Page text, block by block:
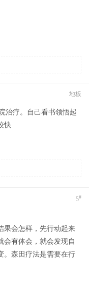
地板
治疗。自己看书领悟起
快
5#
果会怎样，先行动起来
会有体会，就会发现自
。森田疗法是需要在行